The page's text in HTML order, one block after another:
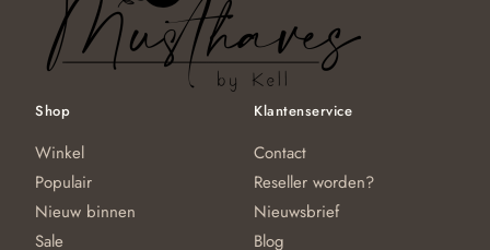
Shop
Winkel
Populair
Nieuw binnen
Sale
Klantenservice
Contact
Reseller worden?
Nieuwsbrief
Blog